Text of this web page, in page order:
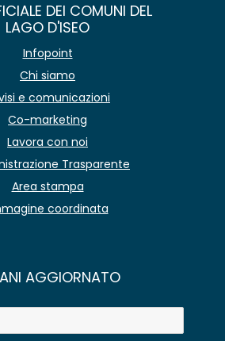
DEI COMUNI DEL
LAGO D'ISEO
Infopoint
Chi siamo
e comunicazioni
Co-marketing
Lavora con noi
Trasparente
Area stampa
coordinata
AGGIORNATO